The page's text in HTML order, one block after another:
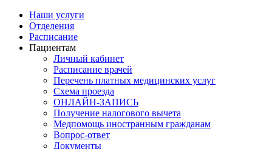
Наши услуги
Отделения
Расписание
Пациентам
Личный кабинет
Расписание врачей
Перечень платных медицинских услуг
Схема проезда
ОНЛАЙН-ЗАПИСЬ
Получение налогового вычета
Медпомощь иностранным гражданам
Вопрос-ответ
Документы